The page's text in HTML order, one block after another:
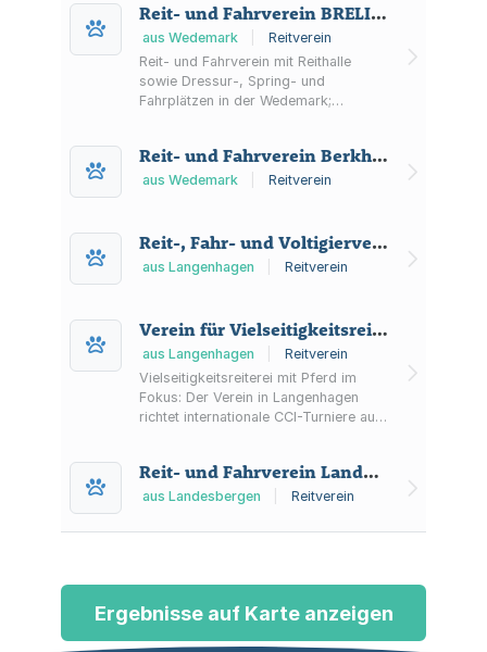
Veranstalter des Nienburger
Reiterfests.
Reit- und Fahrverein BRELINGER Berg e.V.
aus Wedemark
Reitverein
Reit- und Fahrverein mit Reithalle
sowie Dressur-, Spring- und
Fahrplätzen in der Wedemark;
Berg.
Reit- und Fahrverein Berkhof e.V.
aus Wedemark Reitverein
Reit-, Fahr- und Voltigierverein HUBERTUS Langenhagen e.V.
aus Langenhagen Reitverein
Verein für Vielseitigkeitsreiterei e.V.
aus Langenhagen
Reitverein
Vielseitigkeitsreiterei mit Pferd im
Fokus: Der Verein in Langenhagen
richtet internationale CCI-Turniere auf
Reit- und Fahrverein Landesbergen e.V.
aus Landesbergen Reitverein
Ergebnisse auf Karte anzeigen